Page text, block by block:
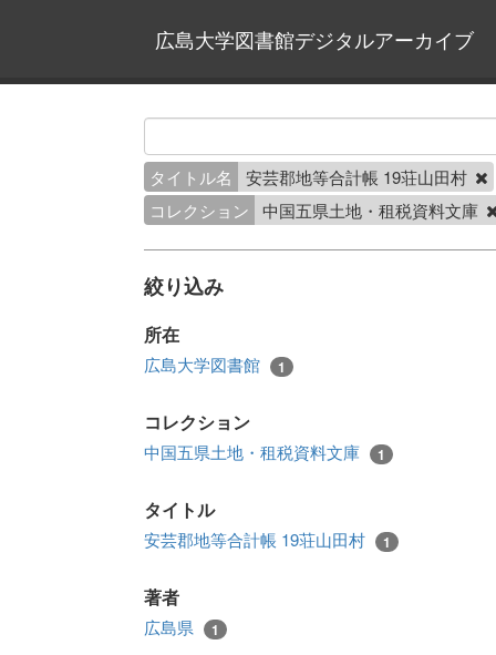
広島大学図書館デジタルアーカイブ
タイトル名
安芸郡地等合計帳 19荘山田村
コレクション
中国五県土地・租税資料文庫
絞り込み
所在
広島大学図書館 1
コレクション
中国五県土地・租税資料文庫 1
タイトル
安芸郡地等合計帳 19荘山田村 1
著者
広島県 1